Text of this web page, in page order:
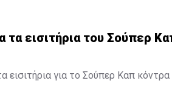
εισιτήρια του Σούπερ
για το Σούπερ Καπ κόντρα